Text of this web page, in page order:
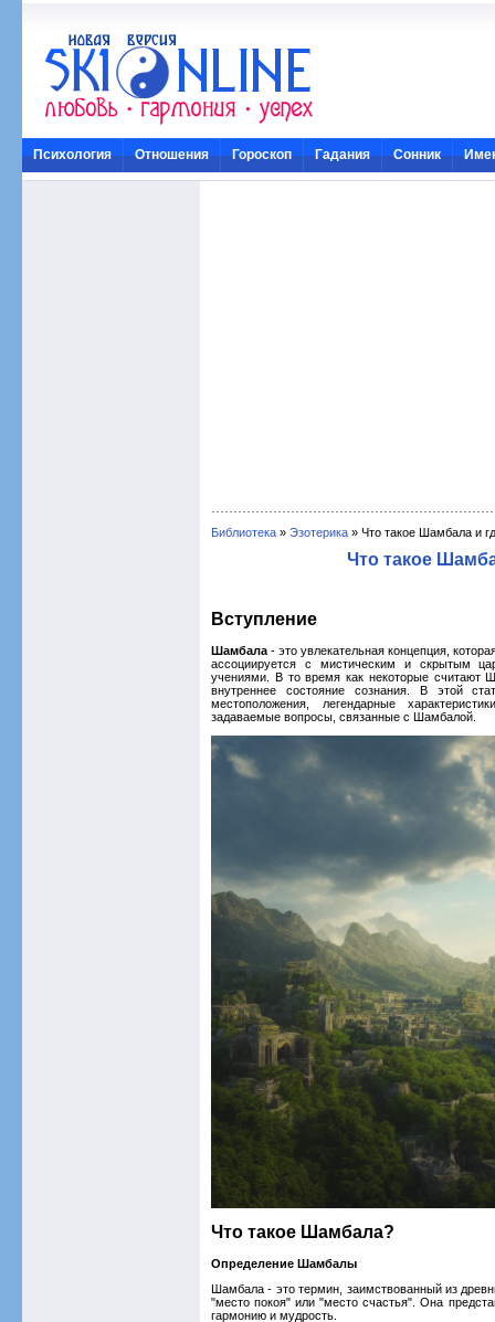
Психология Отношения Гороскоп Гадания Сонник
Библиотека » Эзотерика » Что такое Шамбала и
Что такое
Вступление
Шамбала- это увлекательная концепция,
ассоциируется с мистическим и скрытым
учениями. В то время как некоторые считают
внутреннее состояние сознания. В этой
местоположения, легендарные
задаваемые вопросы, связанные с Шамбалой.
Что такое Шамбала?
Определение Шамбалы
Шамбала - это термин, заимствованный из
"место покоя" или "место счастья". Она
гармонию и мудрость.